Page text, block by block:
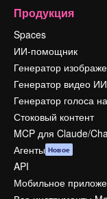
Продукция
Spaces
ИИ-помощник
Генератор
Генератор видео ИИ
Генератор голоса
Стоковый контент
MCP для Claude/
Агенты Новое
API
Мобильное